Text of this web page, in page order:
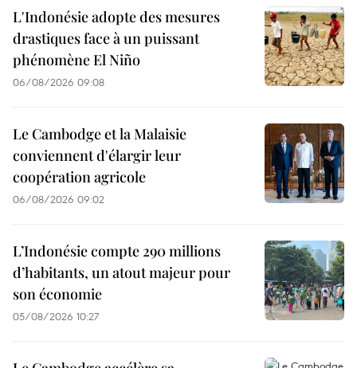
L'Indonésie adopte des mesures
drastiques face à un puissant
phénomène El Niño
06/08/2026 09:08
Le Cambodge et la Malaisie
conviennent d'élargir leur
coopération agricole
06/08/2026 09:02
L’Indonésie compte 290 millions
d’habitants, un atout majeur pour
son économie
05/08/2026 10:27